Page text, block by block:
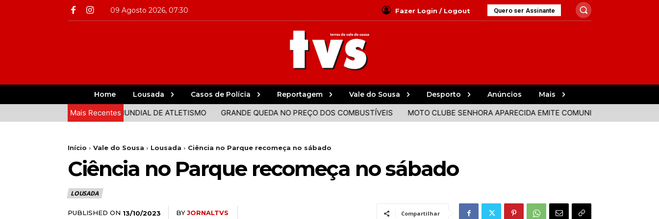
09 Agosto 2026, 07:30 Fazer Login / Logout Quero ser Assinante
Home Lousada Casos de Polícia Reportagem Vale do Sousa Desporto Anúncios Mais
Mais Recentes
CAMINHO DA FINAL DO MUNDIAL DE ATLETISMO GRANDE QUEDA NO PREÇO DOS COMBUSTÍVEIS MOTO CLUBE SENHORA APARECIDA EMITE COMUNICADO APÓS
Início Vale do Sousa Lousada Ciência no Parque recomeça no sábado
Ciência no Parque recomeça no sábado
LOUSADA
PUBLISHED ON 13/10/2023 BYJORNALTVS Compartilhar